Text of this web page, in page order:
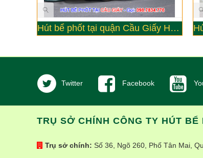
Hút bể phốt tại quận Cầu Giấy Hà Nội - Công ty Đức Yên
Twitter Facebook
TRỤ SỞ CHÍNH CÔNG TY HÚT
Trụ sở chính: Số 36, Ngõ 260, Phố Tân Mai,